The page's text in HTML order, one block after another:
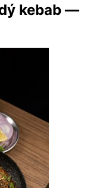
kebab —